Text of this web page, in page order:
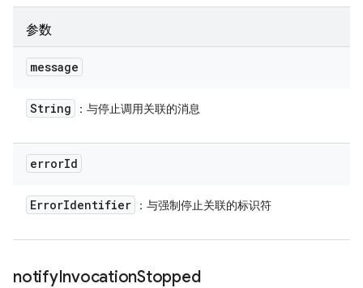
参数
message
String ：与停止调用关联的消息
errorId
ErrorIdentifier ：与强制停止关联的标识符
notifyInvocationStopped